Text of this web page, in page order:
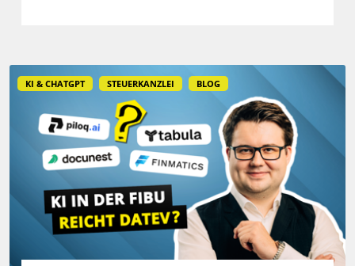
KI & CHATGPT STEUERKANZLEI BLOG